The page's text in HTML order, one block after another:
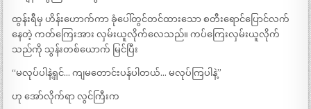
ထွန်းရီမှ ဟိန်းဟောက်ကာ ခုံပေါ်တွင်တင်ထားသော စတီးရောင်ပြောင်လက်
နေတဲ့ ကတ်ကြေးအား လှမ်းယူလိုက်လေသည်။ ကပ်ကြေးလှမ်းယူလိုက်
သည်ကို သွန်းတစ်ယောက် မြင်ပြီး
“မလုပ်ပါနဲ့ရှင်… ကျမတောင်းပန်ပါတယ်… မလုပ်ကြပါနဲ့”
ဟု အော်လိုက်ရာ လွင်ကြီးက